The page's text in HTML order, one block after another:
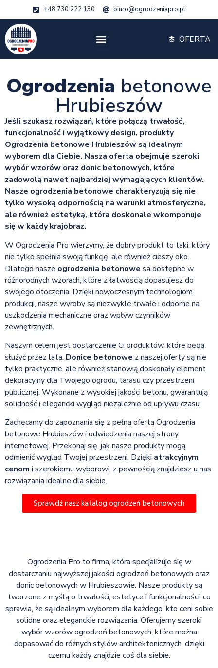
+48 730 222 130 biuro@ogrodzeniapro.pl
OFERTA
Ogrodzenia betonowe
Hrubieszów
Jeśli szukasz rozwiązań, które połączą trwałość,
funkcjonalność i wyjątkowy design, produkty
Ogrodzenia betonowe Hrubieszów są idealnym
wyborem dla Ciebie. Nasza oferta obejmuje szeroki
wybór wzorów oraz donic betonowych, które
zadowolą nawet najbardziej wymagających klientów.
Nasze ogrodzenia betonowe charakteryzują się nie
tylko wysoką odpornością na warunki atmosferyczne,
ale również estetyką, która doskonale wkomponuje
się w każdy krajobraz.
W Ogrodzenia Pro wierzymy, że dobry produkt to taki, który
nie tylko spełnia swoją funkcję, ale również cieszy oko.
Dlatego nasze ogrodzenia betonowe są dostępne w
różnorodnych wzorach, które z łatwością dopasujesz do
swojego otoczenia. Dzięki nowoczesnym technologiom
produkcji, nasze wyroby są niezwykle trwałe i odporne na
uszkodzenia mechaniczne oraz wpływ czynników
zewnętrznych.
Naszym celem jest dostarczenie Ci produktów, które będą
służyć przez lata. Donice betonowe z naszej oferty są nie
tylko praktyczne, ale również stanowią doskonały element
dekoracyjny dla Twojego ogrodu, tarasu czy przestrzeni
publicznej. Wykonane z wysokiej jakości betonu, gwarantują
solidność i elegancki wygląd niezależnie od upływu czasu.
Zachęcamy do zapoznania się z pełną ofertą Ogrodzenia
betonowe Hrubieszów i odwiedzenia naszej strony
internetowej. Przekonaj się, jak nasze produkty mogą
odmienić wygląd Twojej przestrzeni. Dzięki atrakcyjnym
cenom i szerokiemu wyborowi, z pewnością znajdziesz u nas
rozwiązania idealne dla siebie.
Sprawdź nasz katalog ogrodzeń betonowych
Ogrodzenia Pro to firma, która specjalizuje się w
dostarczaniu najwyższej jakości ogrodzeń betonowych oraz
donic betonowych w Hrubieszowie. Nasze produkty są
tworzone z myślą o trwałości, estetyce i funkcjonalności, co
sprawia, że są idealnym wyborem dla każdego, kto ceni sobie
solidne oraz eleganckie rozwiązania. Oferujemy szeroki
wybór wzorów ogrodzeń betonowych, które można
dopasować do różnych stylów architektonicznych, dzięki
czemu każdy znajdzie coś dla siebie.